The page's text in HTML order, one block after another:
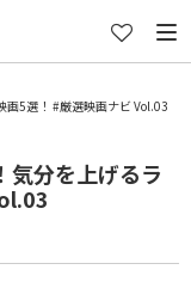
画5選！ #厳選映画ナビ Vol.03
気分を上げるラ